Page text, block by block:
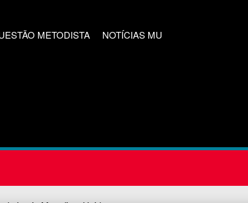
METODISTA NOTÍCIAS MU